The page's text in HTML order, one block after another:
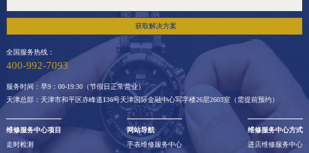
获取解决方案
全国服务热线：
400-992-7093
服务时间：早9：00-19:30（节假日正常营业）
天津总部：天津市和平区赤峰道136号天津国际金融中心写字楼26层2603室（需提前预约）
维修服务中心项目
走时检测
网站导航
手表维修服务中心
维修服务中心方式
进店维修服务中心